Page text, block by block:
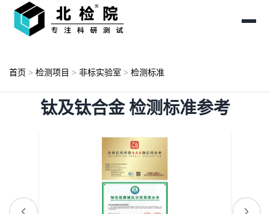
首页 > 检测项目 > 非标实验室 > 检测标准
钛及钛合金 检测标准参考